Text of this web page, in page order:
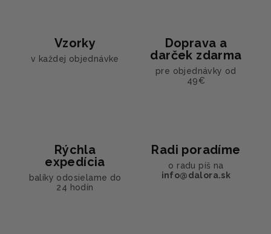
Vzorky
v každej objednávke
Doprava a
darček zdarma
pre objednávky od
49€
Rýchla
expedícia
balíky odosielame do
24 hodín
Radi poradíme
o radu píš na
info@dalora.sk